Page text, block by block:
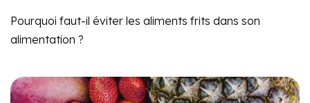
Pourquoi faut-il éviter les aliments frits dans son
alimentation ?